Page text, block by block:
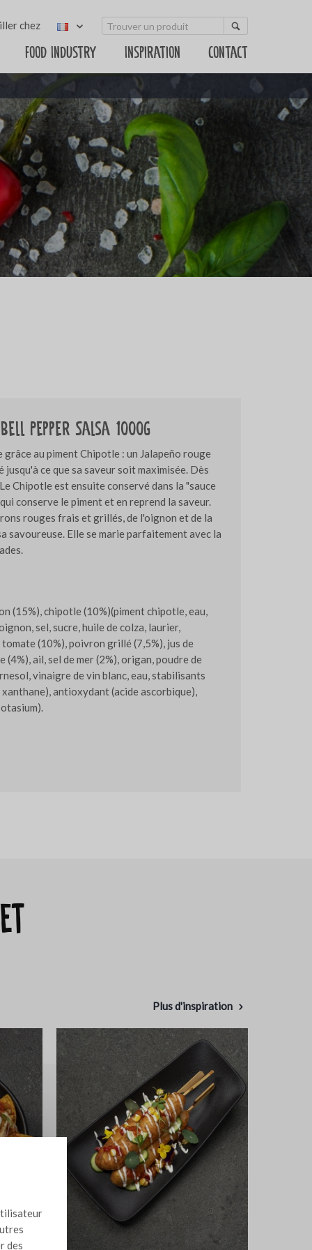
des
chez
Food Industry Inspiration Contact
Pepper Salsa 1000g
grâce au piment Chipotle : un Jalapeño rouge
jusqu'à ce que sa saveur soit maximisée. Dès
Chipotle est ensuite conservé dans la "sauce
conserve le piment et en reprend la saveur.
rouges frais et grillés, de l'oignon et de la
savoureuse. Elle se marie parfaitement avec la
(15%), chipotle (10%)(piment chipotle, eau,
sel, sucre, huile de colza, laurier,
(10%), poivron grillé (7,5%), jus de
ail, sel de mer (2%), origan, poudre de
vinaigre de vin blanc, eau, stabilisants
xanthane), antioxydant (acide ascorbique),
Plus d'inspiration